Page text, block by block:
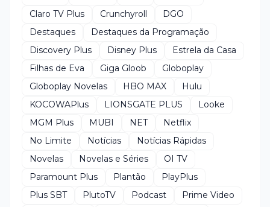
Claro TV Plus
Crunchyroll
DGO
Destaques
Destaques da Programação
Discovery Plus
Disney Plus
Estrela da Casa
Filhas de Eva
Giga Gloob
Globoplay
Globoplay Novelas
HBO MAX
Hulu
KOCOWAPlus
LIONSGATE PLUS
Looke
MGM Plus
MUBI NET
Netflix
No Limite
Notícias
Notícias Rápidas
Novelas
Novelas e Séries
OI TV
Paramount Plus
Plantão
PlayPlus
Plus SBT
PlutoTV Podcast
Prime Video